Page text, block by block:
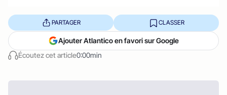
Écoutez cet article0:00min
PARTAGER CLASSER
Ajouter Atlantico en favori sur Google